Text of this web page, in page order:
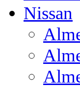
Nissan